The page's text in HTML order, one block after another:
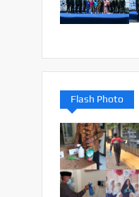
Flash Photo